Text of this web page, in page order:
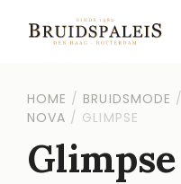
naar
HOME / BRUIDSMODE /
NOVA / GLIMPSE
Glimpse